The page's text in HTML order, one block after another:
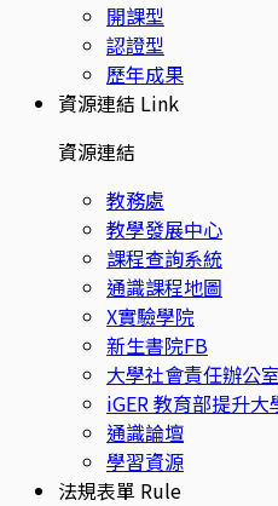
開課型
認證型
歷年成果
資源連結 Link
資源連結
教務處
教學發展中心
課程查詢系統
通識課程地圖
X實驗學院
新生書院FB
大學社會責任辦公室
iGER 教育部提升
通識論壇
學習資源
法規表單 Rule